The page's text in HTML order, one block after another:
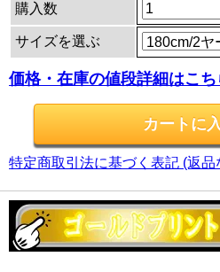
購入数
サイズを選ぶ
価格・在庫の値段詳細はこち
特定商取引法に基づく表記 (返品